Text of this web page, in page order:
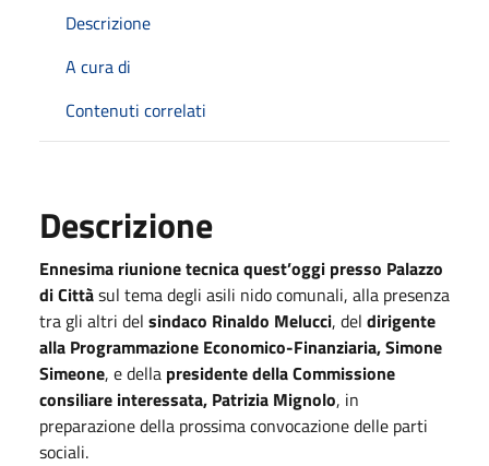
Descrizione
A cura di
Contenuti correlati
Descrizione
Ennesima riunione tecnica quest’oggi presso Palazzo
di Cittàsul tema degli asili nido comunali, alla presenza
tra gli altri del sindaco Rinaldo Melucci, del dirigente
alla Programmazione Economico-Finanziaria, Simone
Simeone, e della presidente della Commissione
consiliare interessata, Patrizia Mignolo, in
preparazione della prossima convocazione delle parti
sociali.